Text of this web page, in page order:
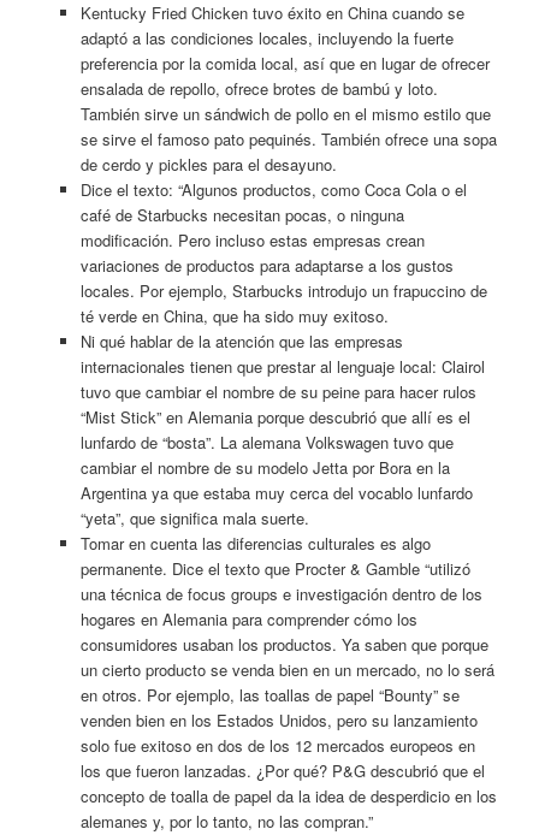
Kentucky Fried Chicken tuvo éxito en China cuando se
adaptó a las condiciones locales, incluyendo la fuerte
preferencia por la comida local, así que en lugar de ofrecer
ensalada de repollo, ofrece brotes de bambú y loto.
También sirve un sándwich de pollo en el mismo estilo que
se sirve el famoso pato pequinés. También ofrece una sopa
de cerdo y pickles para el desayuno.
Dice el texto: “Algunos productos, como Coca Cola o el
café de Starbucks necesitan pocas, o ninguna
modificación. Pero incluso estas empresas crean
variaciones de productos para adaptarse a los gustos
locales. Por ejemplo, Starbucks introdujo un frapuccino de
té verde en China, que ha sido muy exitoso.
Ni qué hablar de la atención que las empresas
internacionales tienen que prestar al lenguaje local: Clairol
tuvo que cambiar el nombre de su peine para hacer rulos
“Mist Stick” en Alemania porque descubrió que allí es el
lunfardo de “bosta”. La alemana Volkswagen tuvo que
cambiar el nombre de su modelo Jetta por Bora en la
Argentina ya que estaba muy cerca del vocablo lunfardo
“yeta”, que significa mala suerte.
Tomar en cuenta las diferencias culturales es algo
permanente. Dice el texto que Procter & Gamble “utilizó
una técnica de focus groups e investigación dentro de los
hogares en Alemania para comprender cómo los
consumidores usaban los productos. Ya saben que porque
un cierto producto se venda bien en un mercado, no lo será
en otros. Por ejemplo, las toallas de papel “Bounty” se
venden bien en los Estados Unidos, pero su lanzamiento
solo fue exitoso en dos de los 12 mercados europeos en
los que fueron lanzadas. ¿Por qué? P&G descubrió que el
concepto de toalla de papel da la idea de desperdicio en los
alemanes y, por lo tanto, no las compran.”